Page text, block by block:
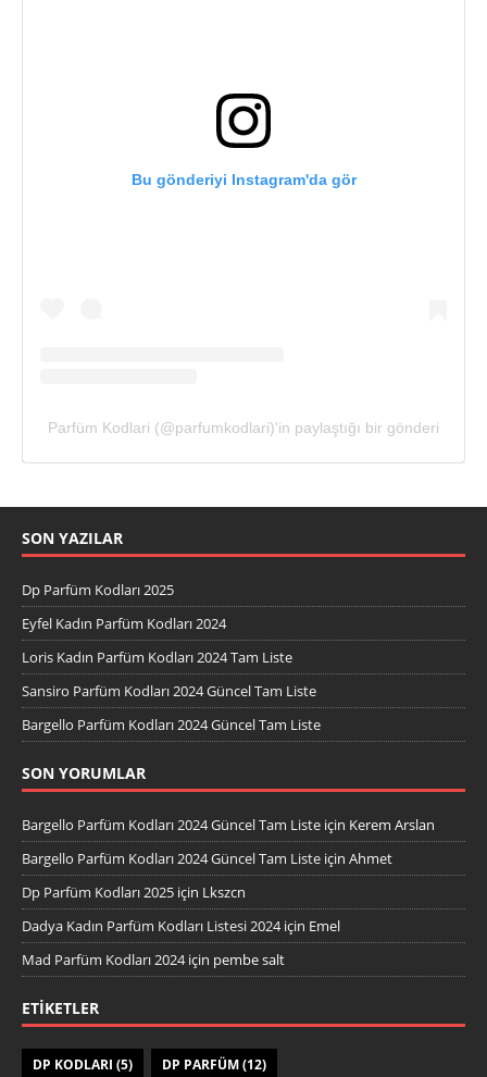
Bu gönderiyi Instagram'da gör
Parfüm Kodlari (@parfumkodlari)'in paylaştığı bir gönderi
SON YAZILAR
Dp Parfüm Kodları 2025
Eyfel Kadın Parfüm Kodları 2024
Loris Kadın Parfüm Kodları 2024 Tam Liste
Sansiro Parfüm Kodları 2024 Güncel Tam Liste
Bargello Parfüm Kodları 2024 Güncel Tam Liste
SON YORUMLAR
Bargello Parfüm Kodları 2024 Güncel Tam Liste için Kerem Arslan
Bargello Parfüm Kodları 2024 Güncel Tam Liste için Ahmet
Dp Parfüm Kodları 2025 için Lkszcn
Dadya Kadın Parfüm Kodları Listesi 2024için Emel
Mad Parfüm Kodları 2024için pembe salt
ETIKETLER
DP KODLARI (5) DP PARFÜM(12)